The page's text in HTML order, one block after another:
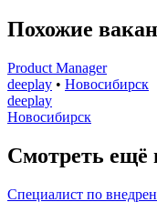
Похожие
Product Manager
deeplay • Новосибирск
deeplay
Новосибирск
Смотреть ещё
Специалист по